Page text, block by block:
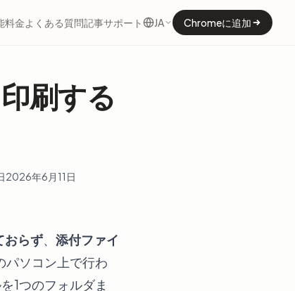
料金よくある質問記事サポート JA Chromeに追加
刷する
2026年6月11日
おらず、 添付ファイ
パソコン上で行わ
1つのフォルダま